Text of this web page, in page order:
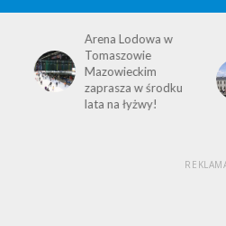
Dobra wiadomość
dla mieszkańców
Tomaszowa
Mazowieckiego i
wszystkich